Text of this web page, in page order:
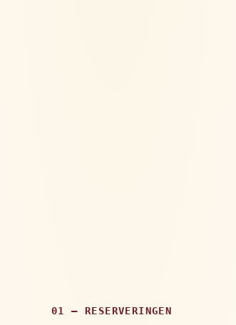
01 — RESERVERINGEN